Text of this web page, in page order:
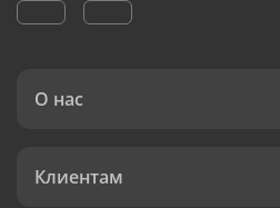
О нас
Клиентам